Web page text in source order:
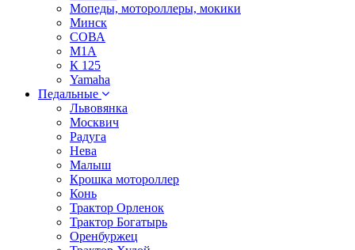
Мопеды, мотороллеры, мокики
Минск
СОВА
М1А
К 125
Yamaha
Педальные
Львовянка
Москвич
Радуга
Нева
Малыш
Крошка мотороллер
Конь
Трактор Орленок
Трактор Богатырь
Оренбуржец